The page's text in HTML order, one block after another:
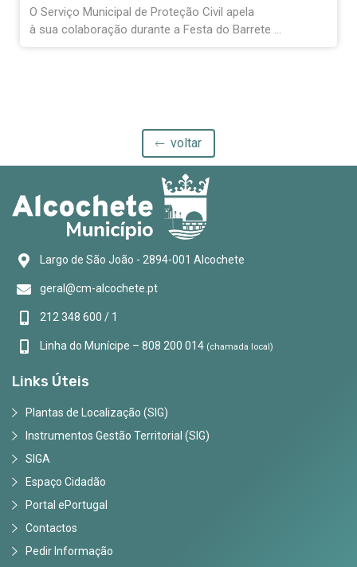
O Serviço Municipal de Proteção Civil apela
à sua colaboração durante a Festa do Barrete ...
voltar
Largo de São João - 2894-001 Alcochete
geral@cm-alcochete.pt
212 348 600 / 1
Linha do Munícipe – 808 200 014 (chamada local)
Links Úteis
Plantas de Localização (SIG)
Instrumentos Gestão Territorial (SIG)
SIGA
Espaço Cidadão
Portal ePortugal
Contactos
Pedir Informação